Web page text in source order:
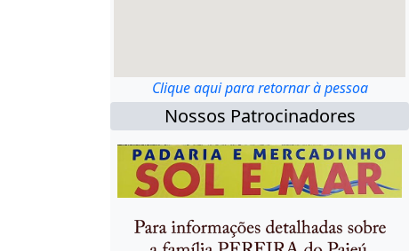
Clique aqui para retornar à pessoa
Nossos Patrocinadores